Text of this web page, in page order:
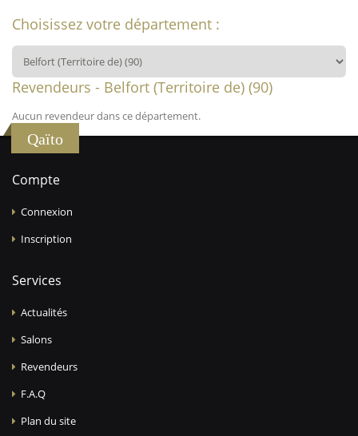
Choisissez votre département :
Revendeurs - Belfort (Territoire de) (90)
Aucun revendeur dans ce département.
Qaïto
Compte
Connexion
Inscription
Services
Actualités
Salons
Revendeurs
F.A.Q
Plan du site